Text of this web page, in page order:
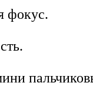
фокус.